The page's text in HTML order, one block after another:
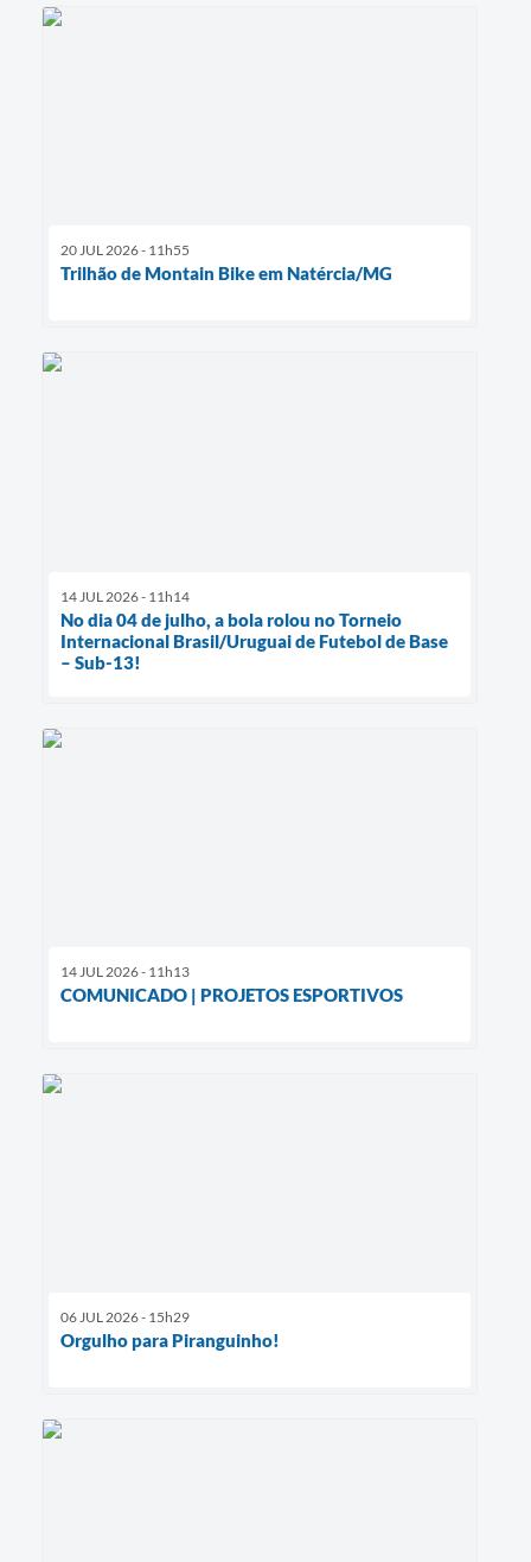
20 JUL 2026 - 11h55
Trilhão de Montain Bike em Natércia/MG
14 JUL 2026 - 11h14
No dia 04 de julho, a bola rolou no Torneio
Internacional Brasil/Uruguai de Futebol de Base
– Sub-13!
14 JUL 2026 - 11h13
COMUNICADO | PROJETOS ESPORTIVOS
06 JUL 2026 - 15h29
Orgulho para Piranguinho!